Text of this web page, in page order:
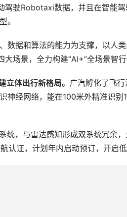
驶Robotaxi数据，并且在智能
。
数据和算法的能力为支撑，以人
场景，全力构建“AI+”全场景智行
立体出行新格局。 广汽孵化了飞
神经网络，能在100米外精准识
统，与雷达感知形成双系统冗余
认证，计划年内启动预订，开启低